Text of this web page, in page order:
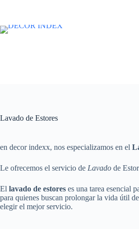
Lavado de Estores
en decor indexx, nos especializamos en el
Le ofrecemos el servicio de Lavado de
El lavado de estores es una tarea esencial
para quienes buscan prolongar la vida útil
elegir el mejor servicio.